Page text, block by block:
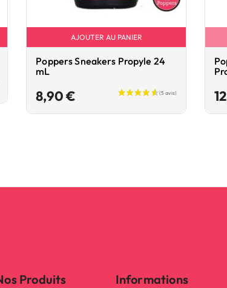
AJOUTER AU PANIER
Poppers Sneakers Propyle 24
mL
8,90 €
Produits Informations